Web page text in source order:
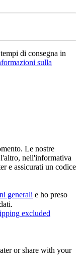
di consegna in
sulla
Le nostre
nell'informativa
e assicurati un codice
generali e ho preso
excluded
or share with your